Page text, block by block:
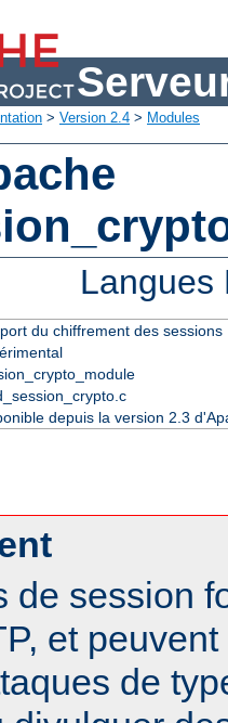
> Version 2.4 > Modules
du chiffrement des sessions
depuis la version 2.3
de session
et
de